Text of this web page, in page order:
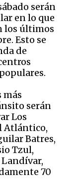
serán
en lo que
los últimos
Esto se
de
más
serán
Los
Atlántico,
Batres,
Tzul,
70